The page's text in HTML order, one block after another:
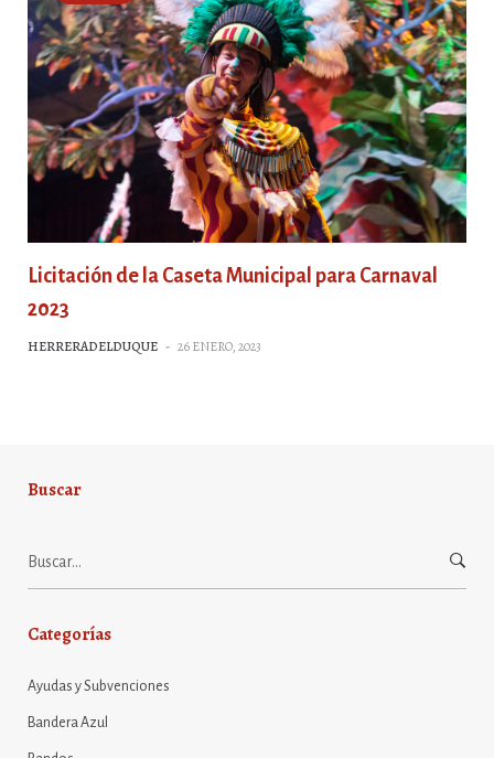
Licitación de la Caseta Municipal para Carnaval
2023
HERRERADELDUQUE - 26 ENERO, 2023
Buscar
Categorías
Ayudas y Subvenciones
Bandera Azul